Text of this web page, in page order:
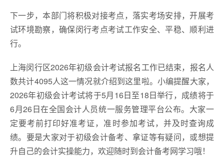
下一步，本部门将积极对接考点，落实考场安排，开展考
试环境勘察，确保闵行考点考试工作安全、平稳、顺利进
行。
上海闵行区2026年初级会计考试报名工作已结束，报名人
数共计4095人这一情况就介绍到这里啦。小编提醒大家，
2026年初级会计考试将于5月16日至18日举行，成绩将于
6月26日在全国会计人员统一服务管理平台公布。大家一
定要考前打印好准考证，准时参加考试，并及时查询成
绩。要是大家对于初级会计备考、拿证等有疑问，或想提
升自己的会计实操能力，欢迎随时到会计备考网学习哦！